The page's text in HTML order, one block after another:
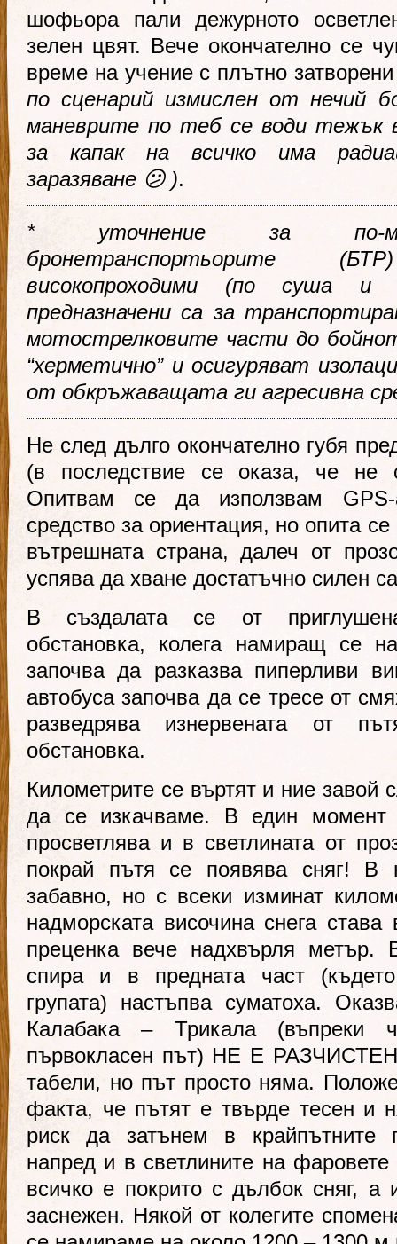
шофьора пали дежурното
зелен цвят. Вече окончателно се
време на учение с плътно
по сценарий измислен от нечий
маневрите по теб се води тежък
за капак на всичко има
заразяване 😕 ).
* уточнение за по-
бронетранспортьорите
високопроходими (по суша и
предназначени са за
мотострелковите части до
“херметично” и осигуряват
от обкръжаващата ги агресивна
Не след дълго окончателно губя
(в последствие се оказа, че не
Опитвам се да използвам
средство за ориентация, но опита
вътрешната страна, далеч от
успява да хване достатъчно силен
В създалата се от
обстановка, колега намиращ се
започва да разказва пиперливи
автобуса започва да се тресе от
разведрява изнервената от
обстановка.
Километрите се въртят и ние завой
да се изкачваме. В един момент
просветлява и в светлината от
покрай пътя се появява сняг! В
забавно, но с всеки изминат
надморската височина снега
преценка вече надхвърля метър.
спира и в предната част
групата) настъпва суматоха.
Калабака – Трикала
първокласен път) НЕ Е
табели, но път просто няма.
факта, че пътят е твърде тесен и
риск да затънем в крайпътните
напред и в светлините на
всичко е покрито с дълбок сняг, а
заснежен. Някой от колегите